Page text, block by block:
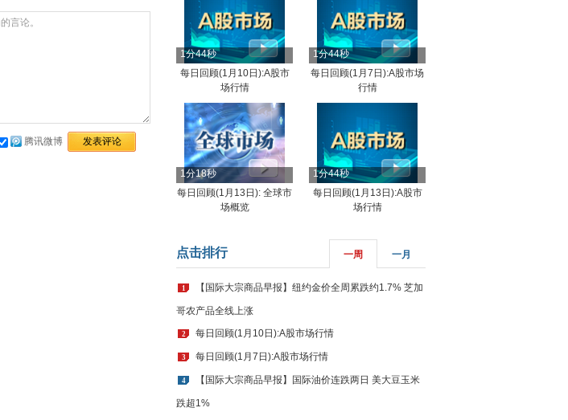
腾讯微博
1分44秒
每日回顾(1月10日):A股市
场行情
1分44秒
每日回顾(1月7日):A股市场
行情
1分18秒
每日回顾(1月13日): 全球市
场概览
1分44秒
每日回顾(1月13日):A股市
场行情
点击排行 一周 一月
1 【国际大宗商品早报】纽约金价全周累跌约1.7% 芝加
哥农产品全线上涨
2 每日回顾(1月10日):A股市场行情
3 每日回顾(1月7日):A股市场行情
4 【国际大宗商品早报】国际油价连跌两日 美大豆玉米
跌超1%